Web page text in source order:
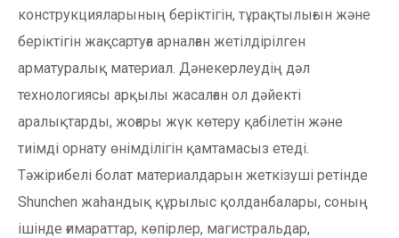
конструкцияларының беріктігін, тұрақтылығын және
беріктігін жақсартуға арналған жетілдірілген
арматуралық материал. Дәнекерлеудің дәл
технологиясы арқылы жасалған ол дәйекті
аралықтарды, жоғары жүк көтеру қабілетін және
тиімді орнату өнімділігін қамтамасыз етеді.
Тәжірибелі болат материалдарын жеткізуші ретінде
Shunchen жаһандық құрылыс қолданбалары, соның
ішінде ғимараттар, көпірлер, магистральдар,